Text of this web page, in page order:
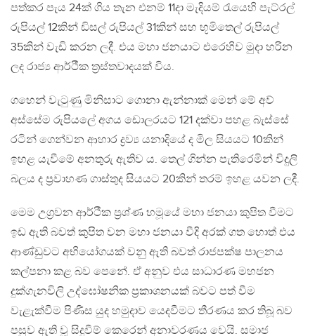
පත්කර පැය 24ක් ගිය තැන එනම් 11දා මැදියම් රැයෙහි පැට්රල්
රුපියල් 12කින් ඩිසල් රුපියල් 31කින් සහ භූමිතෙල් රුපියල්
35කින් වැඩි කරන ලදී. එය මහා ජනයාට එරෙහිව මුදා හරින
ලද රාජ්‍ය ආර්ථීක ත්‍රස්තවාදයක් විය.
ගහෙන් වැටුණු මිනිසාට ගොනා ඇන්නාක් මෙන් මේ අව්
අස්සේම රුපියලේ අගය ඩොලරයට 121 දක්වා පහළ බැස්සේ
රටින් ගෙන්වන ආහාර ද්‍රව්‍ය යනාදියේ ද මිල සියයට 10කින්
ඉහළ යැවීමේ අනතුරු ඇතිව ය. තෙල් ගින්න පැතිරෙමින් විදුලි
බලය ද ප්‍රවාහණ ගාස්තුද සියයට 20කින් තරම් ඉහළ යවන ලදී.
මෙම උග්‍රවන ආර්ථීක ප්‍රශ්ණ හමූයේ මහා ජනයා කුපිත වීමට
ඉඩ ඇති බවත් කුපිත වන මහා ජනයා වීදි අරක් ගත හොත් එය
ආණ්ඩුවට අභියෝගයක් වනු ඇති බවත් රාජපක්ෂ පාලනය
කල්පනා කළ බව පෙනේ. ඒ අනුව එය සාධාරණ මහජන
දුක්ගැනවිලි උද්ඝෝෂනික ප්‍රකාශනයක් බවට පත් වීම
වැළැක්වීම පිණිස යුද හමුදාව යෙදවීමට තීරණය කර තිබූ බව
පසුව ඇති වූ සිදුවීම් කෙරෙන් අනාවරණය වෙයි. සමාජ